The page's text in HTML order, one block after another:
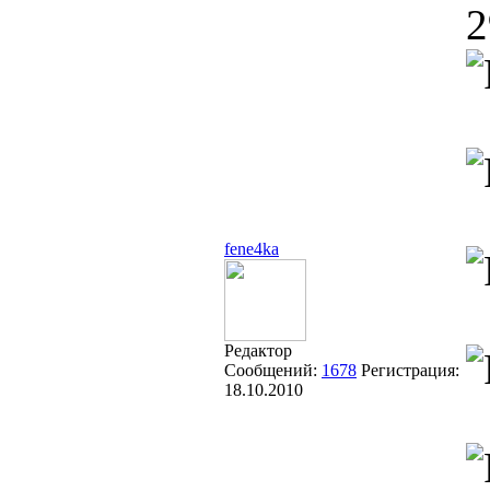
fene4ka
Редактор
Сообщений: 1678 Регистрация:
18.10.2010